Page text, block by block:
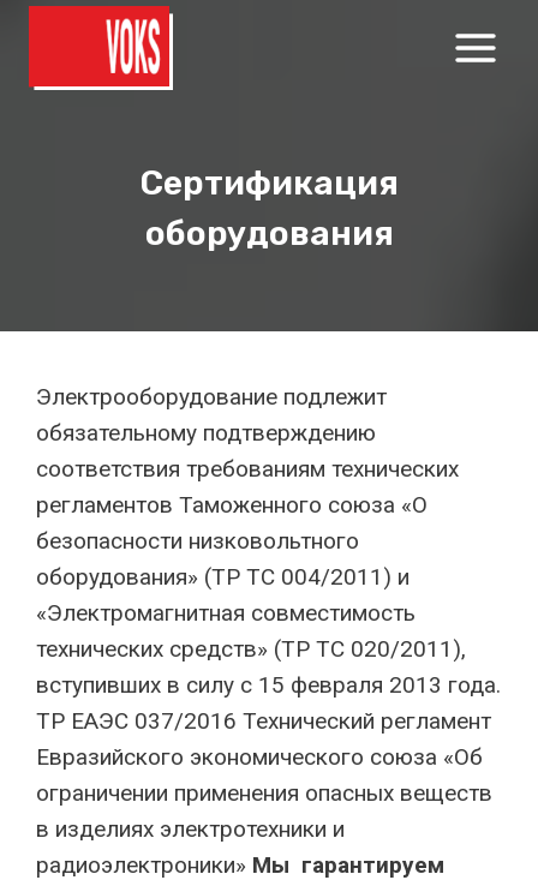
содержимому
Сертификация
оборудования
Электрооборудование подлежит
обязательному подтверждению
соответствия требованиям технических
регламентов Таможенного союза «О
безопасности низковольтного
оборудования» (ТР ТС 004/2011) и
«Электромагнитная совместимость
технических средств» (ТР ТС 020/2011),
вступивших в силу с 15 февраля 2013 года.
ТР ЕАЭС 037/2016 Технический регламент
Евразийского экономического союза «Об
ограничении применения опасных веществ
в изделиях электротехники и
радиоэлектроники» Мы гарантируем